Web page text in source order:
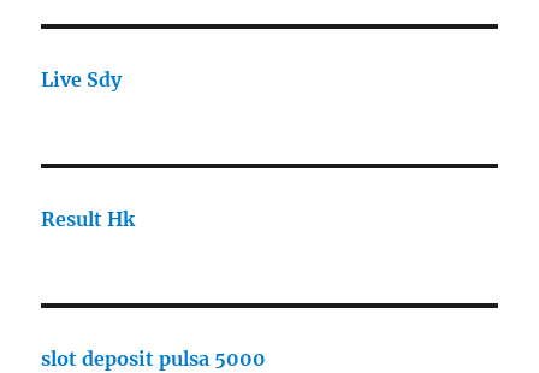
Live Sdy
Result Hk
slot deposit pulsa 5000